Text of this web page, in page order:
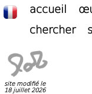
accueil
chercher
site modifié le
18 juillet 2026